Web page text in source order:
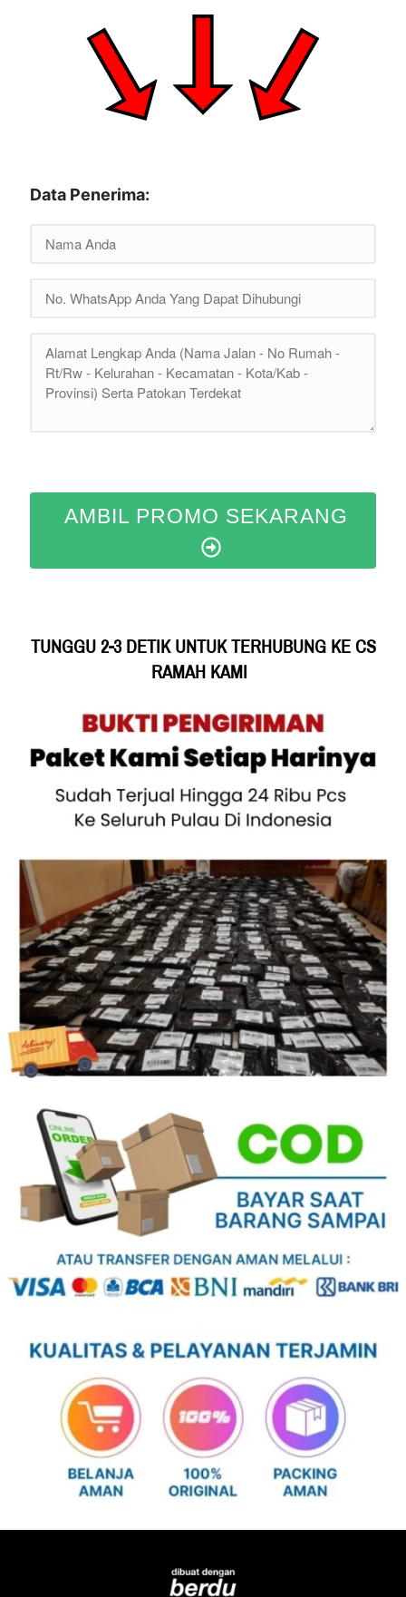
Data Penerima:
AMBIL PROMO SEKARANG
TUNGGU 2-3 DETIK UNTUK TERHUBUNG KE CS
RAMAH KAMI